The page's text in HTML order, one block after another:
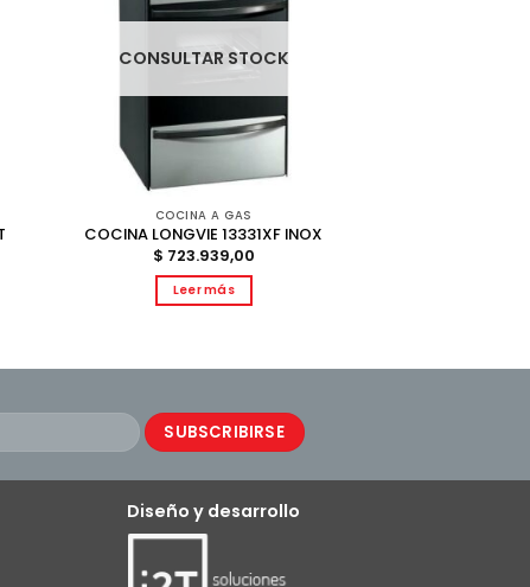
CONSULTAR STOCK
COCINA A GAS
COCINA LONGVIE 13331XF INOX
$ 723.939,00
Leer más
Diseño y desarrollo